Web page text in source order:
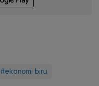
#ekonomi biru